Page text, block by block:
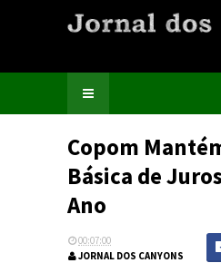
Copom
Básica de
Ano
00:07:00
JORNAL DOS CANYONS